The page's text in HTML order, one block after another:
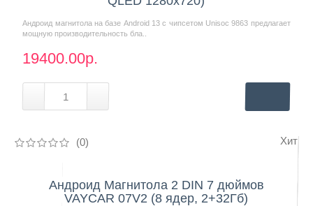
Андроид магнитола на базе Android 13 с чипсетом Unisoc 9863 предлагает
мощную производительность бла..
19400.00р.
(0) Хит
Андроид Магнитола 2 DIN 7 дюймов
VAYCAR 07V2 (8 ядер, 2+32Гб)